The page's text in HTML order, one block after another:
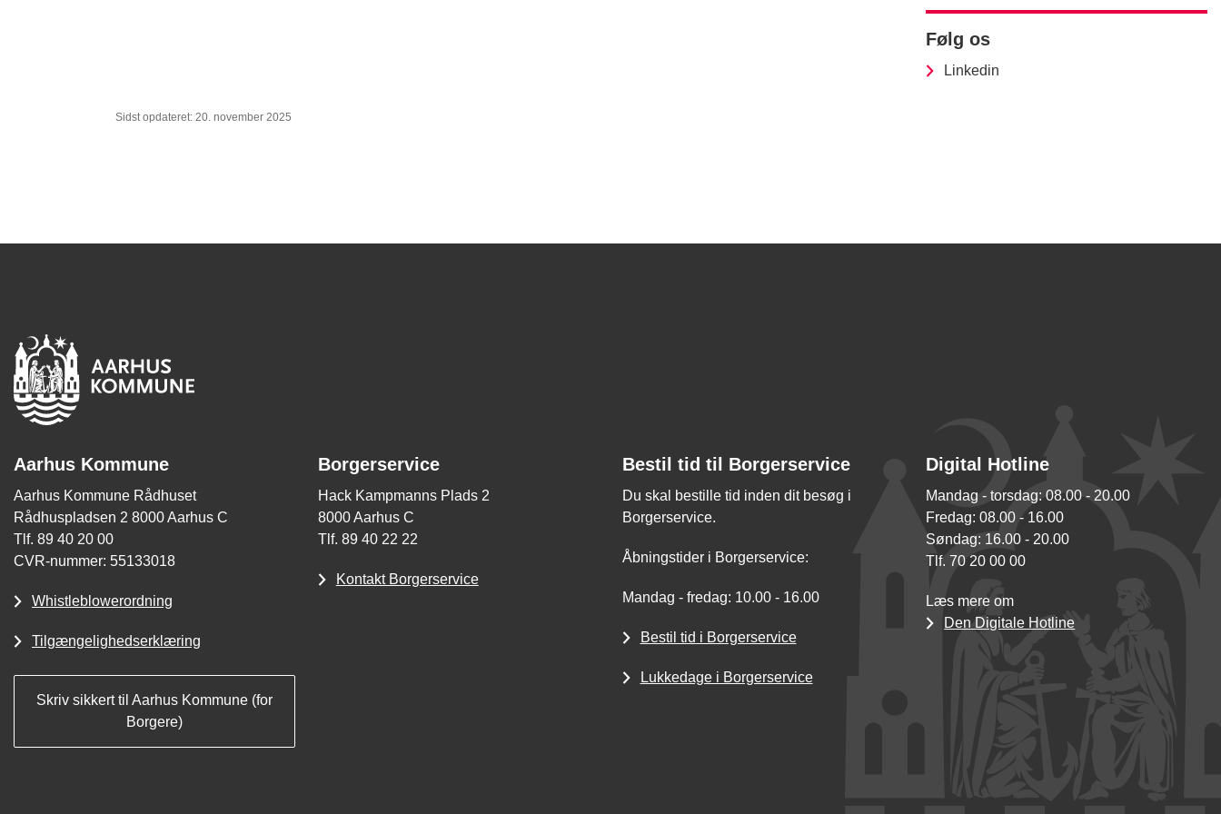
Følg os
Linkedin
Sidst opdateret: 20. november 2025
Aarhus Kommune
Aarhus Kommune Rådhuset
Rådhuspladsen 2 8000 Aarhus C
Tlf. 89 40 20 00
CVR-nummer: 55133018
Whistleblowerordning
Tilgængelighedserklæring
Skriv sikkert til Aarhus Kommune (for
Borgere)
Borgerservice
Hack Kampmanns Plads 2
8000 Aarhus C
Tlf. 89 40 22 22
Kontakt Borgerservice
Bestil tid til Borgerservice
Du skal bestille tid inden dit besøg i
Borgerservice.
Åbningstider i Borgerservice:
Mandag - fredag: 10.00 - 16.00
Bestil tid i Borgerservice
Lukkedage i Borgerservice
Digital Hotline
Mandag - torsdag: 08.00 - 20.00
Fredag: 08.00 - 16.00
Søndag: 16.00 - 20.00
Tlf. 70 20 00 00
Læs mere om
Den Digitale Hotline